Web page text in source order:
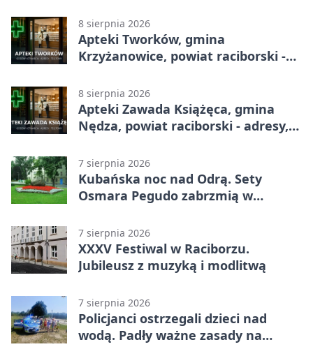
8 sierpnia 2026
Apteki Tworków, gmina
Krzyżanowice, powiat raciborski -
8 sierpnia 2026
Apteki Zawada Książęca, gmina
Nędza, powiat raciborski - adresy,
7 sierpnia 2026
Kubańska noc nad Odrą. Sety
Osmara Pegudo zabrzmią w
7 sierpnia 2026
XXXV Festiwal w Raciborzu.
Jubileusz z muzyką i modlitwą
7 sierpnia 2026
Policjanci ostrzegali dzieci nad
wodą. Padły ważne zasady na